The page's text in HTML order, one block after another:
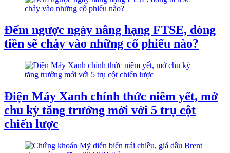
Đếm ngược ngày nâng hạng FTSE, dòng
tiền sẽ chảy vào những cổ phiếu nào?
Điện Máy Xanh chính thức niêm yết, mở
chu kỳ tăng trưởng mới với 5 trụ cột
chiến lược